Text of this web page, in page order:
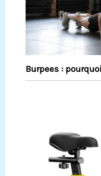
Burpees :